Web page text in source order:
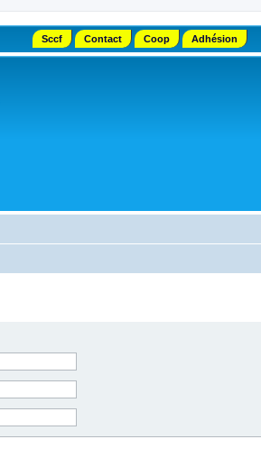
Sccf Contact Coop Adhésion